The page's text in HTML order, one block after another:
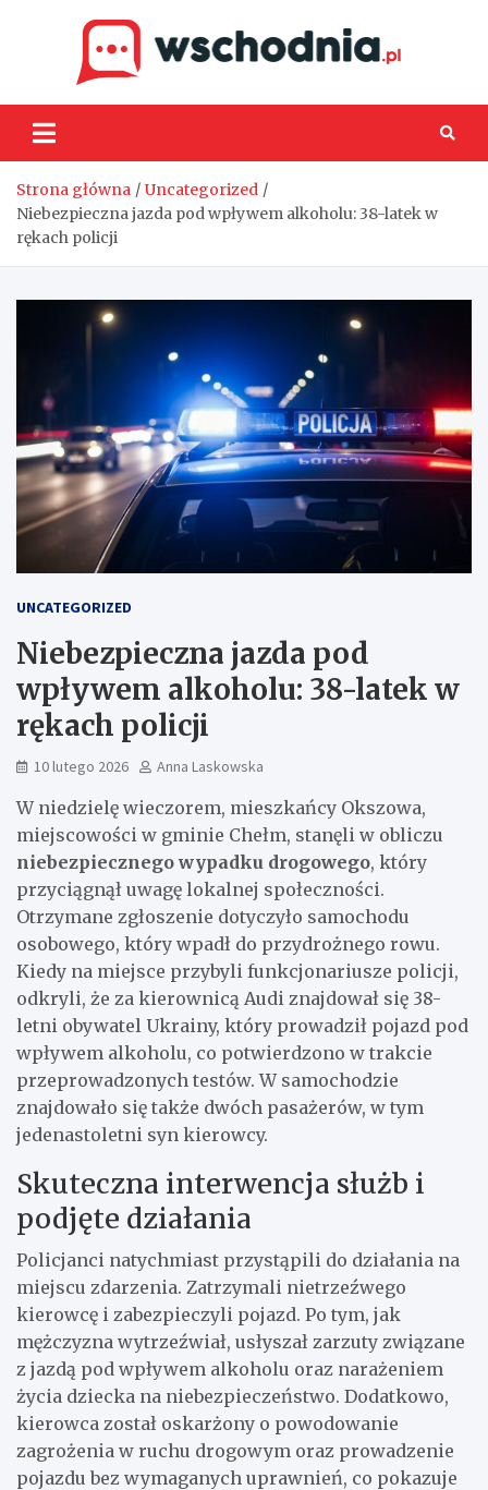
Strona główna
Uncategorized
Niebezpieczna jazda pod wpływem alkoholu: 38-latek w
rękach policji
UNCATEGORIZED
Niebezpieczna jazda pod
wpływem alkoholu: 38-latek w
rękach policji
10 lutego 2026 Anna Laskowska
W niedzielę wieczorem, mieszkańcy Okszowa,
miejscowości w gminie Chełm, stanęli w obliczu
niebezpiecznego wypadku drogowego, który
przyciągnął uwagę lokalnej społeczności.
Otrzymane zgłoszenie dotyczyło samochodu
osobowego, który wpadł do przydrożnego rowu.
Kiedy na miejsce przybyli funkcjonariusze policji,
odkryli, że za kierownicą Audi znajdował się 38-
letni obywatel Ukrainy, który prowadził pojazd pod
wpływem alkoholu, co potwierdzono w trakcie
przeprowadzonych testów. W samochodzie
znajdowało się także dwóch pasażerów, w tym
jedenastoletni syn kierowcy.
Skuteczna interwencja służb i
podjęte działania
Policjanci natychmiast przystąpili do działania na
miejscu zdarzenia. Zatrzymali nietrzeźwego
kierowcę i zabezpieczyli pojazd. Po tym, jak
mężczyzna wytrzeźwiał, usłyszał zarzuty związane
z jazdą pod wpływem alkoholu oraz narażeniem
życia dziecka na niebezpieczeństwo. Dodatkowo,
kierowca został oskarżony o powodowanie
zagrożenia w ruchu drogowym oraz prowadzenie
pojazdu bez wymaganych uprawnień, co pokazuje